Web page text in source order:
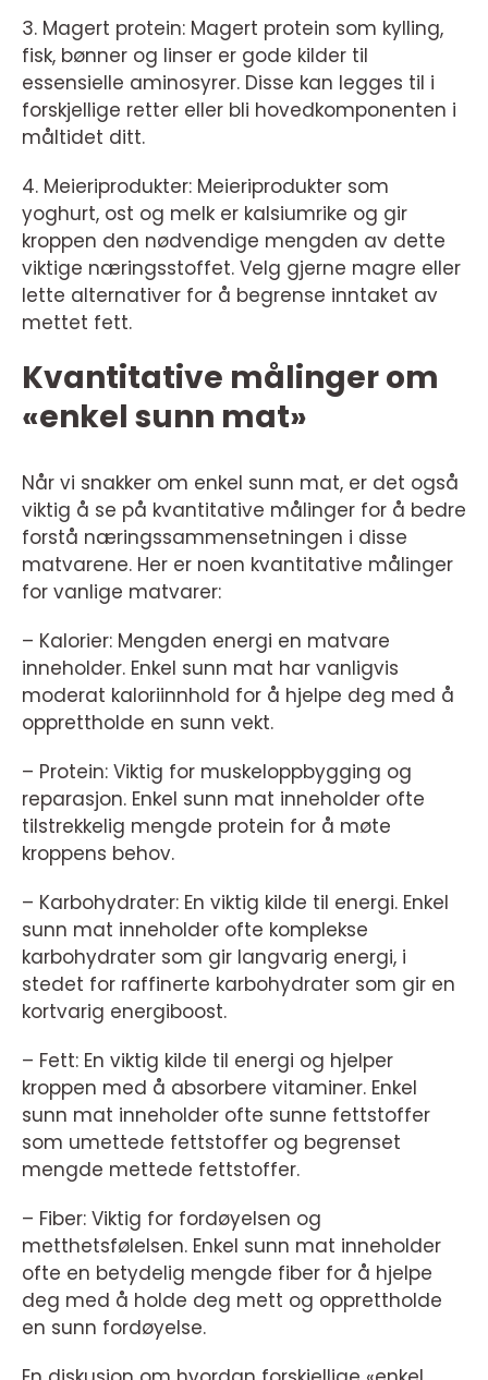
3. Magert protein: Magert protein som kylling,
fisk, bønner og linser er gode kilder til
essensielle aminosyrer. Disse kan legges til i
forskjellige retter eller bli hovedkomponenten i
måltidet ditt.
4. Meieriprodukter: Meieriprodukter som
yoghurt, ost og melk er kalsiumrike og gir
kroppen den nødvendige mengden av dette
viktige næringsstoffet. Velg gjerne magre eller
lette alternativer for å begrense inntaket av
mettet fett.
Kvantitative målinger om
«enkel sunn mat»
Når vi snakker om enkel sunn mat, er det også
viktig å se på kvantitative målinger for å bedre
forstå næringssammensetningen i disse
matvarene. Her er noen kvantitative målinger
for vanlige matvarer:
– Kalorier: Mengden energi en matvare
inneholder. Enkel sunn mat har vanligvis
moderat kaloriinnhold for å hjelpe deg med å
opprettholde en sunn vekt.
– Protein: Viktig for muskeloppbygging og
reparasjon. Enkel sunn mat inneholder ofte
tilstrekkelig mengde protein for å møte
kroppens behov.
– Karbohydrater: En viktig kilde til energi. Enkel
sunn mat inneholder ofte komplekse
karbohydrater som gir langvarig energi, i
stedet for raffinerte karbohydrater som gir en
kortvarig energiboost.
– Fett: En viktig kilde til energi og hjelper
kroppen med å absorbere vitaminer. Enkel
sunn mat inneholder ofte sunne fettstoffer
som umettede fettstoffer og begrenset
mengde mettede fettstoffer.
– Fiber: Viktig for fordøyelsen og
metthetsfølelsen. Enkel sunn mat inneholder
ofte en betydelig mengde fiber for å hjelpe
deg med å holde deg mett og opprettholde
en sunn fordøyelse.